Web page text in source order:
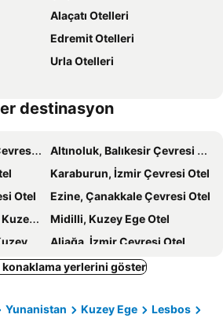
Mytilene International Airport ''Odysseas Elytis''
Dikili Limanı
Ancient Theatre
Gera's Olive Grove
Taxiarchis of Mandamados Feast
Alaçatı Otelleri
Edremit Otelleri
Urla Otelleri
destinasyon
Otel
Altınoluk, Balıkesir Çevresi Otel
Karaburun, İzmir Çevresi Otel
Otel
Ezine, Çanakkale Çevresi Otel
Otel
Midilli, Kuzey Ege Otel
Otel
Aliağa, İzmir Çevresi Otel
Bergama, İzmir Çevresi Otel
Pyrgi Thermis, Kuzey Ege Otel
yerlerini göster
Yunanistan Kuzey Ege
Lesbos